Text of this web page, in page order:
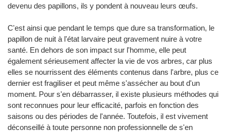
devenu des papillons, ils y pondent à nouveau leurs œufs.
C'est ainsi que pendant le temps que dure sa transformation, le
papillon de nuit à l'état larvaire peut gravement nuire à votre
santé. En dehors de son impact sur l'homme, elle peut
également sérieusement affecter la vie de vos arbres, car plus
elles se nourrissent des éléments contenus dans l'arbre, plus ce
dernier est fragiliser et peut même s'assécher au bout d'un
moment. Pour s'en débarrasser, il existe plusieurs méthodes qui
sont reconnues pour leur efficacité, parfois en fonction des
saisons ou des périodes de l'année. Toutefois, il est vivement
déconseillé à toute personne non professionnelle de s'en